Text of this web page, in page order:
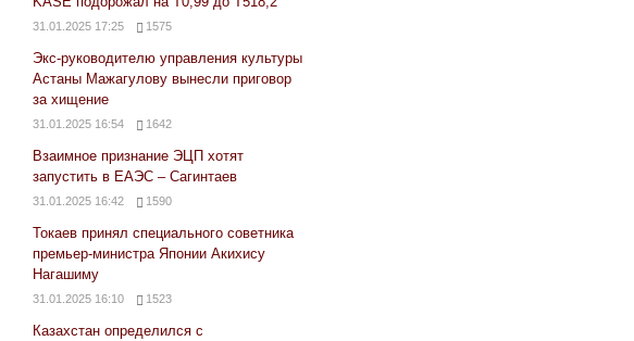
31.01.2025 17:25 1575
Экс-руководителю управления культуры
Астаны Мажагулову вынесли приговор
за хищение
31.01.2025 16:54 1642
Взаимное признание ЭЦП хотят
запустить в ЕАЭС – Сагинтаев
31.01.2025 16:42 1590
Токаев принял специального советника
премьер-министра Японии Акихису
Нагашиму
31.01.2025 16:10 1523
Казахстан определился с